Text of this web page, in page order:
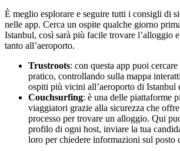
È meglio esplorare e seguire tutti i consigli di
nelle app. Cerca un ospite qualche giorno
Istanbul, così sarà più facile trovare l’alloggio
tanto all’aeroporto.
Trustroots: con questa app puoi
pratico, controllando sulla mappa
ospiti più vicini all’aeroporto di Istanbul
Couchsurfing: è una delle piattaforme
viaggiatori grazie alla sicurezza che
processo per trovare un alloggio. Qui
profilo di ogni host, inviare la tua
loro per chiedere informazioni sul posto